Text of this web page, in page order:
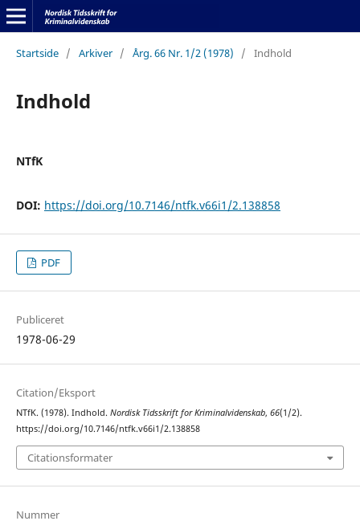
Startside / Arkiver / Årg. 66 Nr. 1/2 (1978) / Indhold
Indhold
NTfK
DOI: https://doi.org/10.7146/ntfk.v66i1/2.138858
PDF
Publiceret
1978-06-29
Citation/Eksport
NTfK. (1978). Indhold. Nordisk Tidsskrift for Kriminalvidenskab, 66(1/2).
https://doi.org/10.7146/ntfk.v66i1/2.138858
Citationsformater
Nummer